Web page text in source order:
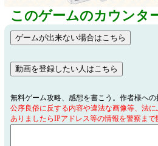
このゲームのカウンタ
無料ゲーム攻略、感想を書こう。作者様への
公序良俗に反する内容や違法な画像等、法
ありましたらIPアドレス等の情報を警察ま